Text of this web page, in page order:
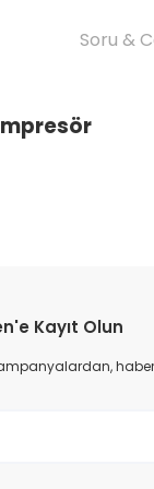
Soru &
Kayıt Olun